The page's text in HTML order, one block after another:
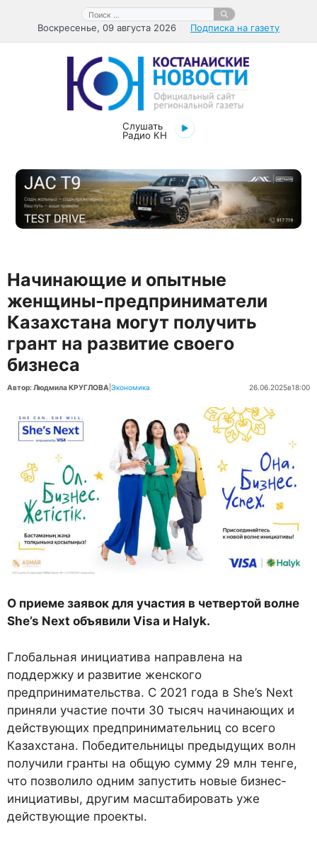
содержимому
Поиск:
Воскресенье, 09 августа 2026 Подписка на газету
Слушать
Радио КН
Начинающие и опытные
женщины-предприниматели
Казахстана могут получить
грант на развитие своего
бизнеса
Автор: Людмила КРУГЛОВА Экономика 26.06.2025в18:00
О приеме заявок для участия в четвертой волне
She’s Next объявили Visa и Halyk.
Глобальная инициатива направлена на
поддержку и развитие женского
предпринимательства. С 2021 года в She’s Next
приняли участие почти 30 тысяч начинающих и
действующих предпринимательниц со всего
Казахстана. Победительницы предыдущих волн
получили гранты на общую сумму 29 млн тенге,
что позволило одним запустить новые бизнес-
инициативы, другим масштабировать уже
действующие проекты.